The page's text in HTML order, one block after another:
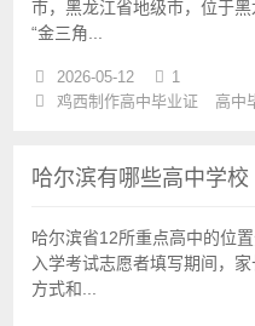
市，黑龙江省地级市，位于
“金三角...
2026-05-12
1
鸡西制作高中毕业证
高中
哈尔滨有哪些高中学校
哈尔滨省12所重点高中的位
入学考试志愿者填写期间，
方式和...